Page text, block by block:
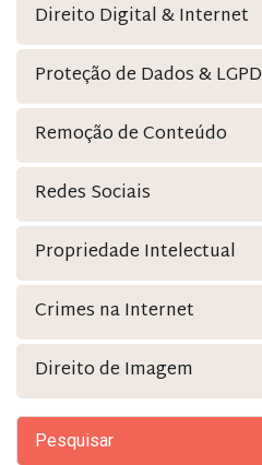
Direito Digital & Internet
Proteção de Dados & LGPD
Remoção de Conteúdo
Redes Sociais
Propriedade Intelectual
Crimes na Internet
Direito de Imagem